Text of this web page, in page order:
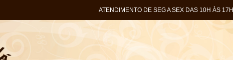
ATENDIMENTO DE SEG A SEX DAS 10H ÀS 17H